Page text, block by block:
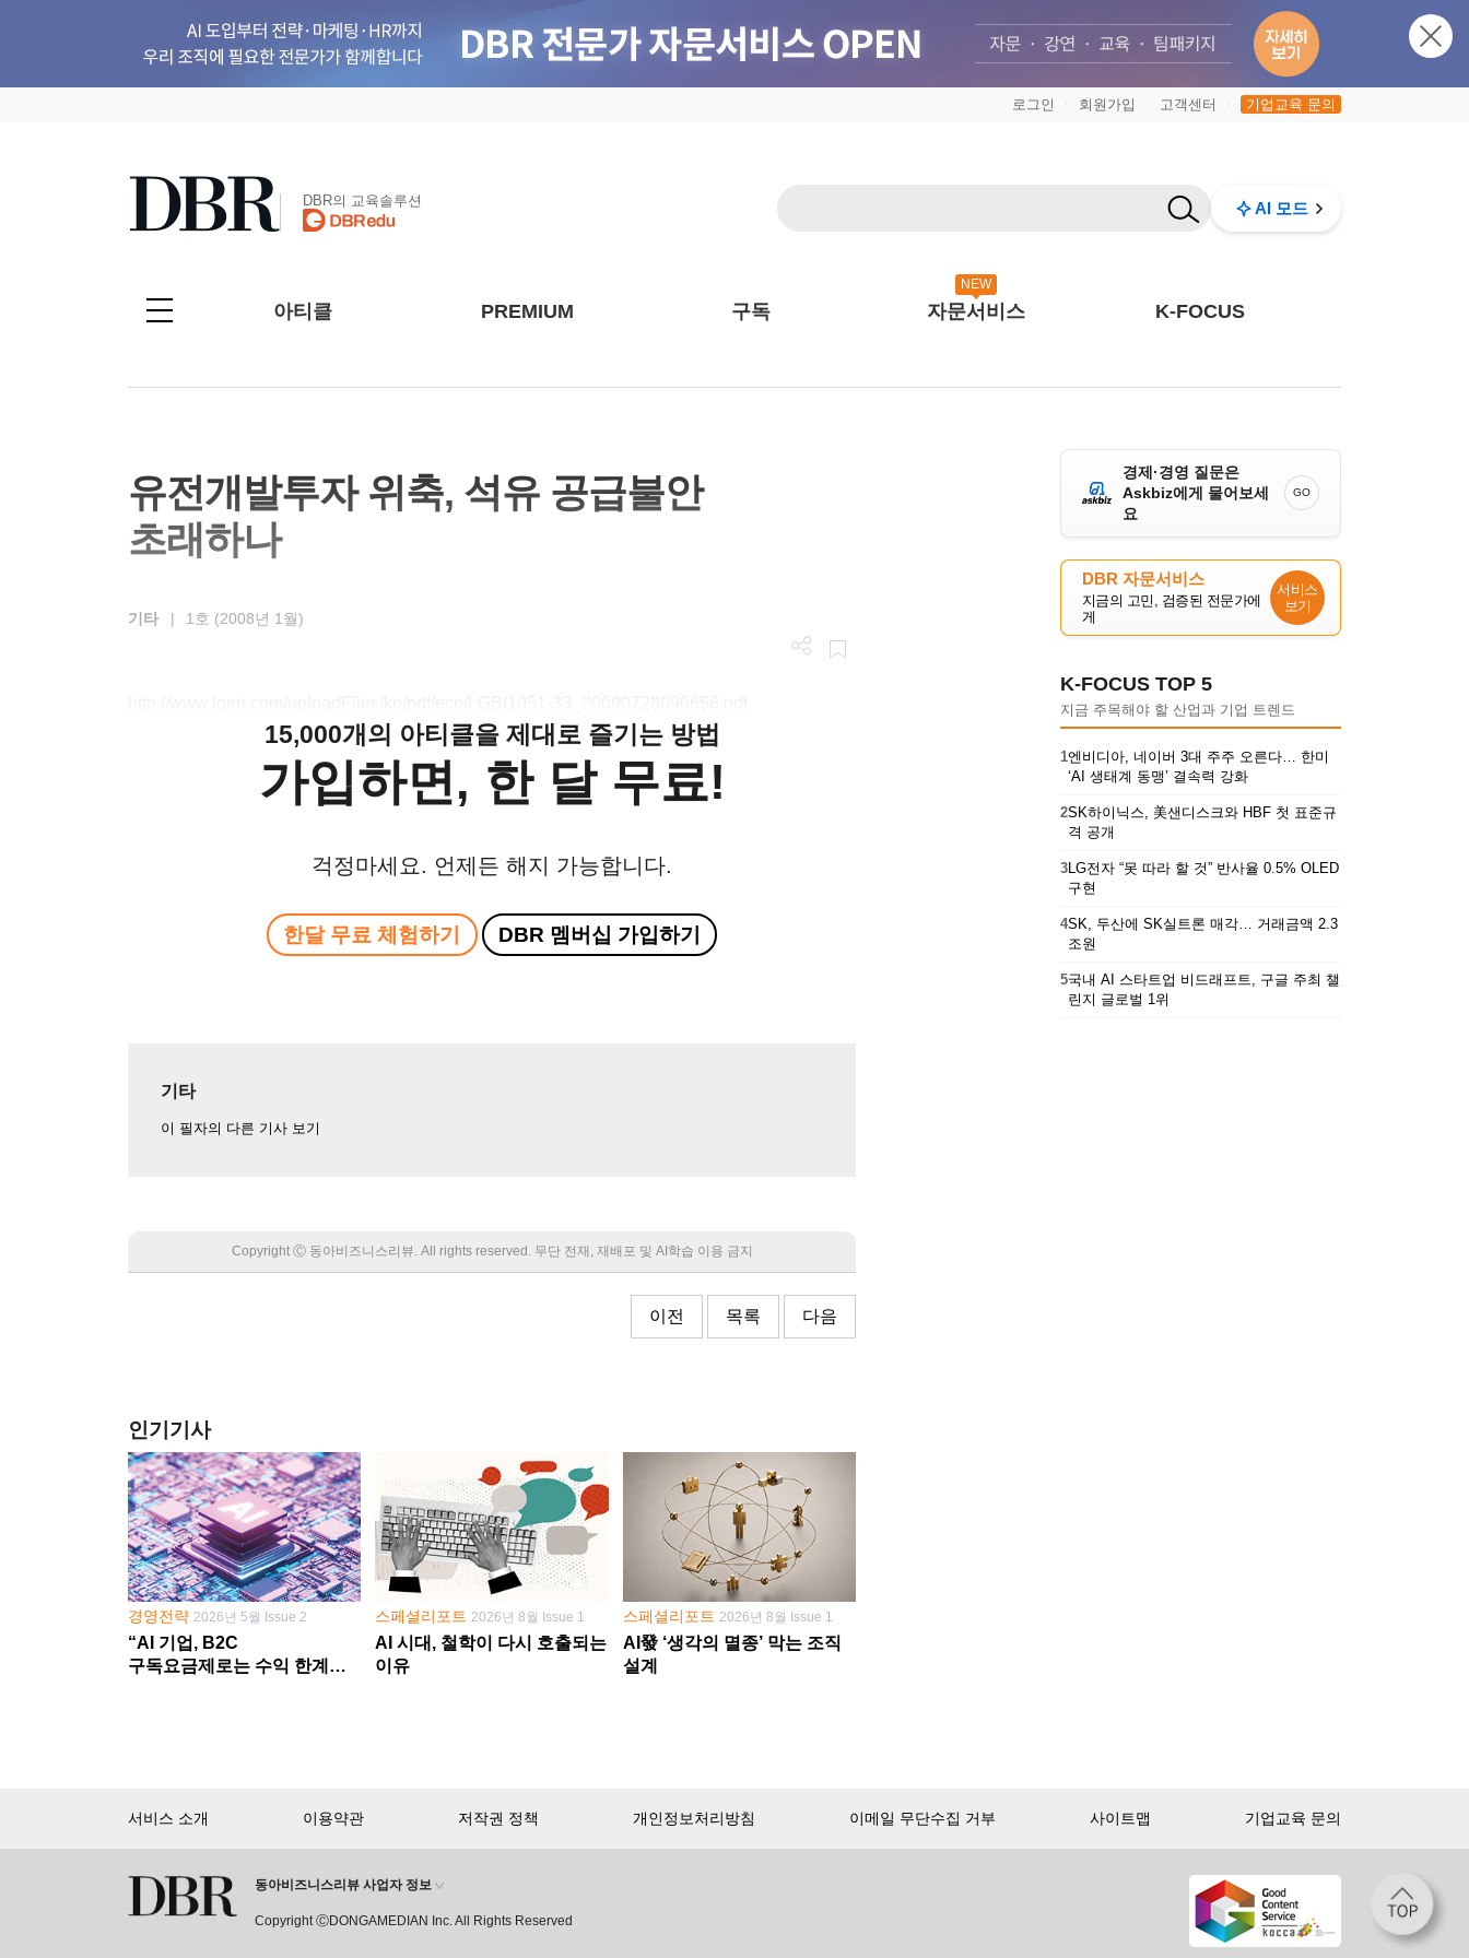
로그인 회원가입 고객센터 기업교육 문의
DBR의 교육솔루션 AI 모드
아티클 PREMIUM 구독
NEW
자문서비스 K-FOCUS
유전개발투자 위축, 석유 공급불안
초래하나
기타 | 1호 (2008년 1월)
15,000개의 아티클을 제대로 즐기는 방법
가입하면, 한 달 무료!
걱정마세요. 언제든 해지 가능합니다.
한달 무료 체험하기 DBR 멤버십 가입하기
기타
이 필자의 다른 기사 보기
Copyright Ⓒ 동아비즈니스리뷰. All rights reserved. 무단 전재, 재배포 및 AI학습 이용 금지
이전 목록 다음
인기기사
경영전략 2026년 5월 Issue 2
“AI 기업, B2C
구독요금제로는 수익 한계
스페셜리포트 2026년 8월 Issue 1
AI 시대, 철학이 다시 호출되는
이유
스페셜리포트 2026년 8월 Issue 1
AI發 ‘생각의 멸종’ 막는 조직
설계
경제·경영 질문은
Askbiz에게 물어보세
요
GO
DBR 자문서비스
지금의 고민, 검증된 전문가에
게
서비스
보기
K-FOCUS TOP 5
지금 주목해야 할 산업과 기업 트렌드
1엔비디아, 네이버 3대 주주 오른다… 한미
‘AI 생태계 동맹’ 결속력 강화
2SK하이닉스, 美샌디스크와 HBF 첫 표준규
격 공개
3LG전자 “못 따라 할 것” 반사율 0.5% OLED
구현
4SK, 두산에 SK실트론 매각… 거래금액 2.3
조원
5국내 AI 스타트업 비드래프트, 구글 주최 챌
린지 글로벌 1위
회원 가입만 해도, DBR 월정액 서비스 첫 달 무료!
첫 달 무제한 이용
서비스 소개 이용약관 저작권 정책 개인정보처리방침 이메일 무단수집 거부 사이트맵 기업교육 문의
동아비즈니스리뷰 사업자 정보
Copyright ⒸDONGAMEDIAN Inc. All Rights Reserved